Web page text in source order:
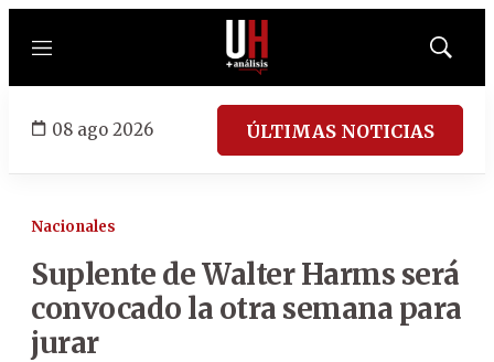
Menú
Mostrar
08 ago 2026 ÚLTIMAS NOTICIAS
Nacionales
Suplente de Walter Harms será
convocado la otra semana para
jurar